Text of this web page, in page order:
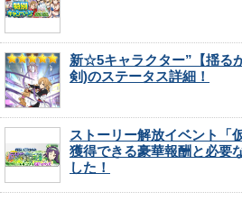
新☆5キャラクター”【揺る
剣)のステータス詳細！
ストーリー解放イベント「
獲得できる豪華報酬と必要
した！